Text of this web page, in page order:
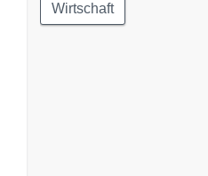
Wirtschaft